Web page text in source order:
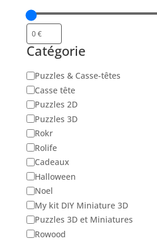
Catégorie
Catégorie
Puzzles & Casse-têtes
Casse tête
Puzzles 2D
Puzzles 3D
Rokr
Rolife
Cadeaux
Halloween
Noel
My kit DIY Miniature 3D
Puzzles 3D et Miniatures
Rowood